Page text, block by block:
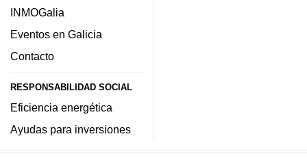
INMOGalia
Eventos en Galicia
Contacto
RESPONSABILIDAD SOCIAL
Eficiencia energética
Ayudas para inversiones